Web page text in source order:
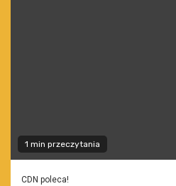
1 min przeczytania
CDN poleca!